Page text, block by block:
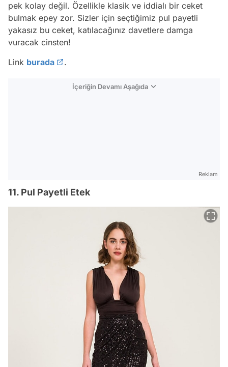
pek kolay değil. Özellikle klasik ve iddialı bir ceket
bulmak epey zor. Sizler için seçtiğimiz pul payetli
yakasız bu ceket, katılacağınız davetlere damga
vuracak cinsten!
Link burada .
İçeriğin Devamı Aşağıda
Reklam
11. Pul Payetli Etek